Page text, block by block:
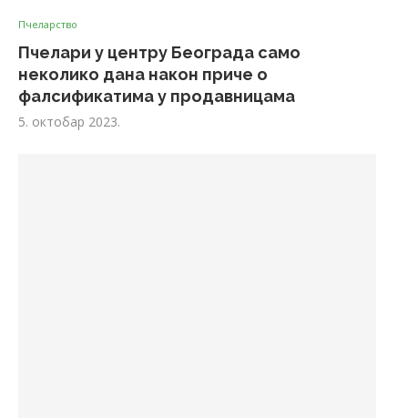
Пчеларство
Пчелари у центру Београда само
неколико дана након приче о
фалсификатима у продавницама
5. октобар 2023.